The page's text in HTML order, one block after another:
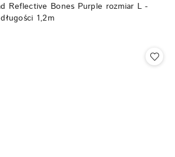
Reflective Bones Purple rozmiar L -
1,2m